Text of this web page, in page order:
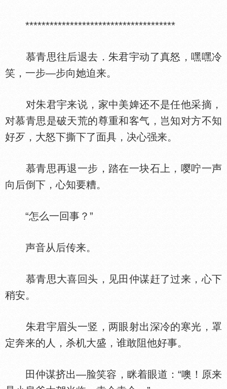
*************************************
慕青思往后退去．朱君宇动了真怒，嘿嘿冷
笑，一步—步向她迫来。
对朱君宇来说，家中美婢还不是任他采摘，
对慕青思是破天荒的尊重和客气，岂知对方不知
好歹，大怒下撕下了面具，决心强来。
慕青思再退一步，踏在一块石上，嘤咛一声
向后倒下，心知要糟。
“怎么一回事？”
声音从后传来。
慕青思大喜回头，见田仲谋赶了过来，心下
稍安。
朱君宇眉头一竖，两眼射出深冷的寒光，罩
定奔来的人，杀机大盛，谁敢阻他好事。
田仲谋挤出—脸笑容，眯着眼道：“噢！原来